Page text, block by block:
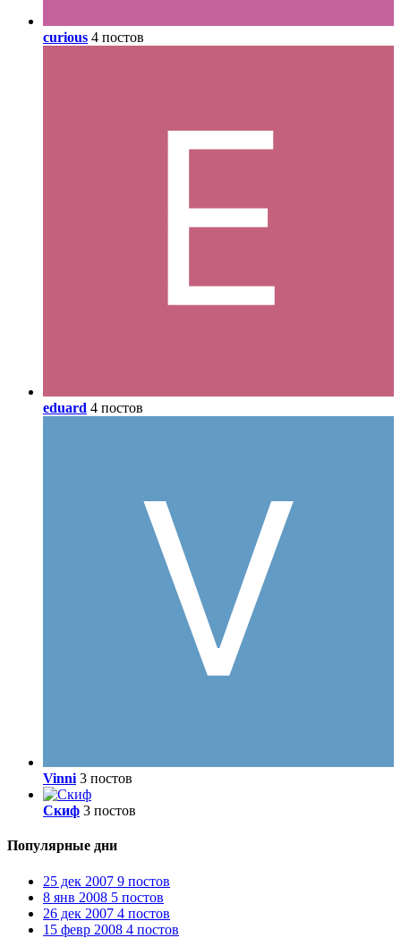
curious 4 постов
eduard 4 постов
Vinni 3 постов
Скиф 3 постов
Популярные дни
25 дек 2007 9 постов
8 янв 2008 5 постов
26 дек 2007 4 постов
15 февр 2008 4 постов